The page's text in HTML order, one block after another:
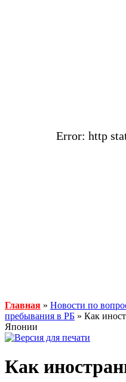
Error: http
Главная » Новости по
пребывания в РБ » Как
Японии
Как